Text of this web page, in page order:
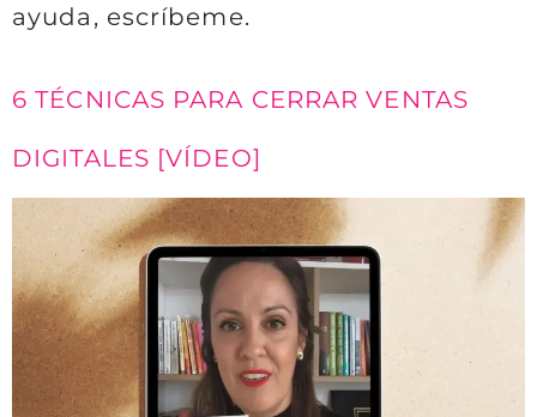
ayuda, escríbeme.
6 TÉCNICAS PARA CERRAR VENTAS
DIGITALES [VÍDEO]